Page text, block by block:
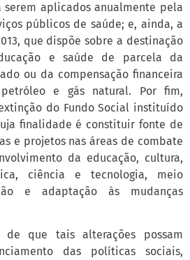
aplicados anualmente pela
públicos de saúde; e, ainda, a
que dispõe sobre a destinação
e saúde de parcela da
ou da compensação financeira
e gás natural. Por fim,
do Fundo Social instituído
finalidade é constituir fonte de
e projetos nas áreas de combate
da educação, cultura,
ciência e tecnologia, meio
e adaptação às mudanças
de que tais alterações possam
das políticas sociais,